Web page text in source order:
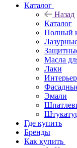
Каталог
Назад
Каталог
Полный
Масла
Лаки
Эмали
Где купить
Бренды
Как купить